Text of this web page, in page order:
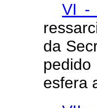
VI -
da
esfera